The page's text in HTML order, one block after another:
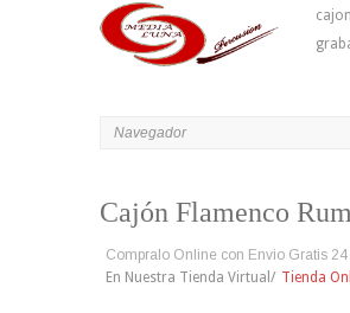
Cajón Flamenco
Compralo Online con Envio Gratis 24
En Nuestra Tienda Virtual/ Tienda